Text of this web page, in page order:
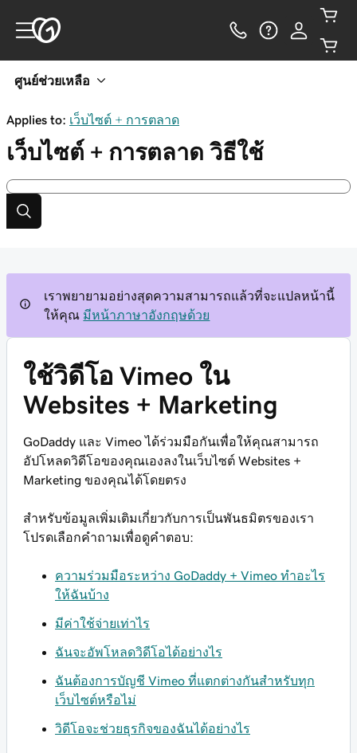
ศูนย์ช่วยเหลือ
Applies to: เว็บไซต์ + การตลาด
เว็บไซต์ + การตลาด วิธีใช้
เราพยายามอย่างสุดความสามารถแล้วที่จะแปลหน้านี้
ให้คุณ มีหน้าภาษาอังกฤษด้วย
ใช้วิดีโอ Vimeo ใน
Websites + Marketing
GoDaddy และ Vimeo ได้ร่วมมือกันเพื่อให้คุณสามารถ
อัปโหลดวิดีโอของคุณเองลงในเว็บไซต์ Websites +
Marketing ของคุณได้โดยตรง
สำหรับข้อมูลเพิ่มเติมเกี่ยวกับการเป็นพันธมิตรของเรา
โปรดเลือกคำถามเพื่อดูคำตอบ:
ความร่วมมือระหว่าง GoDaddy + Vimeo ทำอะไร
ให้ฉันบ้าง
มีค่าใช้จ่ายเท่าไร
ฉันจะอัพโหลดวิดีโอได้อย่างไร
ฉันต้องการบัญชี Vimeo ที่แตกต่างกันสำหรับทุก
เว็บไซต์หรือไม่
วิดีโอจะช่วยธุรกิจของฉันได้อย่างไร